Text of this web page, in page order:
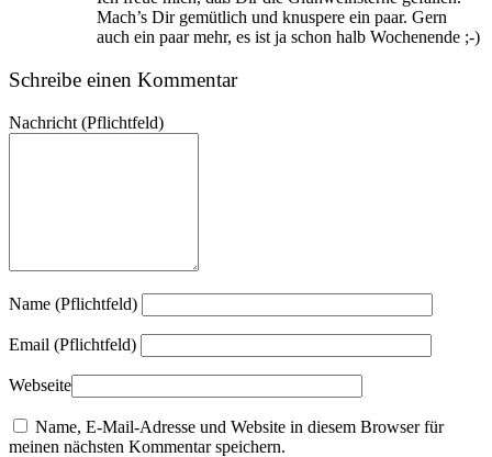
Mach’s Dir gemütlich und knuspere ein paar. Gern
auch ein paar mehr, es ist ja schon halb Wochenende ;-)
Schreibe einen Kommentar
Nachricht (Pflichtfeld)
Name (Pflichtfeld)
Email (Pflichtfeld)
Webseite
Name, E-Mail-Adresse und Website in diesem Browser für
meinen nächsten Kommentar speichern.